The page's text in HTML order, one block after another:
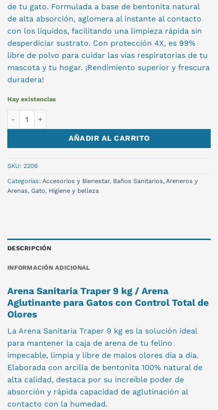
de tu gato. Formulada a base de bentonita natural
de alta absorción, aglomera al instante al contacto
con los líquidos, facilitando una limpieza rápida sin
desperdiciar sustrato. Con protección 4X, es 99%
libre de polvo para cuidar las vías respiratorias de tu
mascota y tu hogar. ¡Rendimiento superior y frescura
duradera!
Hay existencias
AÑADIR AL CARRITO
SKU: 2206
Categorías: Accesorios y Bienestar, Baños Sanitarios, Areneros y
Arenas, Gato, Higiene y belleza
DESCRIPCIÓN
INFORMACIÓN ADICIONAL
Arena Sanitaria Traper 9 kg / Arena
Aglutinante para Gatos con Control Total de
Olores
La Arena Sanitaria Traper 9 kg es la solución ideal
para mantener la caja de arena de tu felino
impecable, limpia y libre de malos olores día a día.
Elaborada con arcilla de bentonita 100% natural de
alta calidad, destaca por su increíble poder de
absorción y rápida capacidad de aglutinación al
contacto con la humedad.